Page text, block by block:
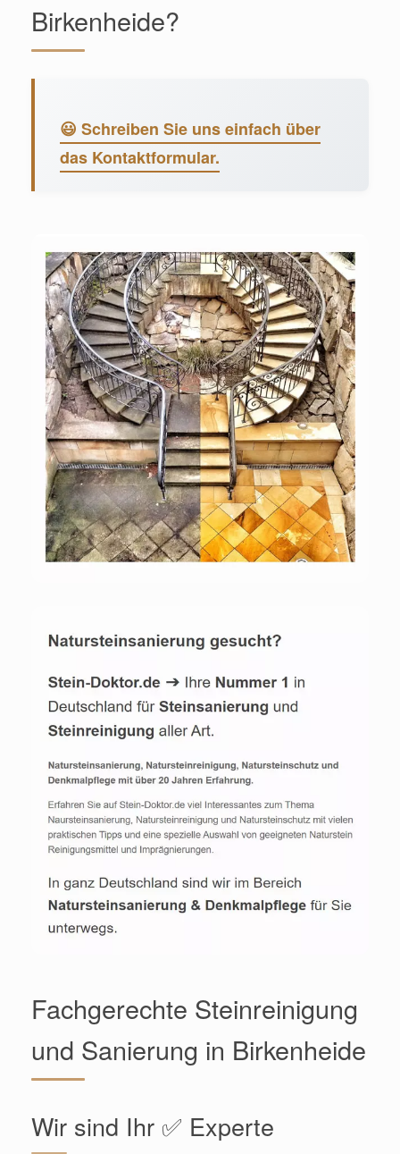
Birkenheide?
😃 Schreiben Sie uns einfach über
das Kontaktformular.
Fachgerechte Steinreinigung
und Sanierung in Birkenheide
Wir sind Ihr ✅ Experte